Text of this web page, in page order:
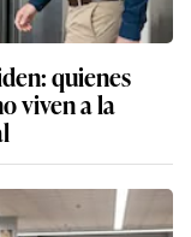
quienes
viven a la